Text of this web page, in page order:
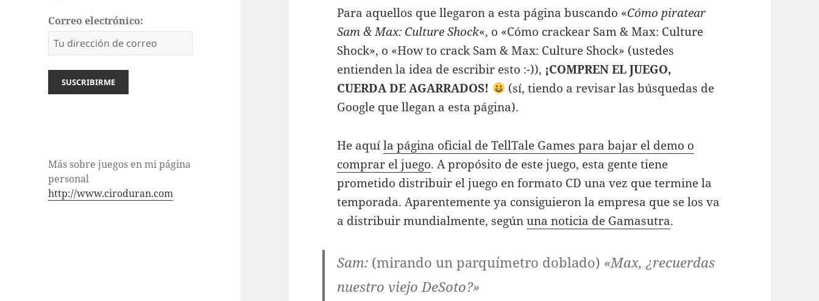
Correo electrónico:
Más sobre juegos en mi página
personal
http://www.ciroduran.com
Para aquellos que llegaron a esta página buscando «Cómo piratear
Sam & Max: Culture Shock«, o «Cómo crackear Sam & Max: Culture
Shock», o «How to crack Sam & Max: Culture Shock» (ustedes
entienden la idea de escribir esto :-)), ¡COMPREN EL JUEGO,
CUERDA DE AGARRADOS!
(sí, tiendo a revisar las búsquedas de
Google que llegan a esta página).
He aquíla página oficial de TellTale Games para bajar el demo o
comprar el juego. A propósito de este juego, esta gente tiene
prometido distribuir el juego en formato CD una vez que termine la
temporada. Aparentemente ya consiguieron la empresa que se los va
a distribuir mundialmente, segúnuna noticia de Gamasutra.
Sam: (mirando un parquímetro doblado) «Max, ¿recuerdas
nuestro viejo DeSoto?»